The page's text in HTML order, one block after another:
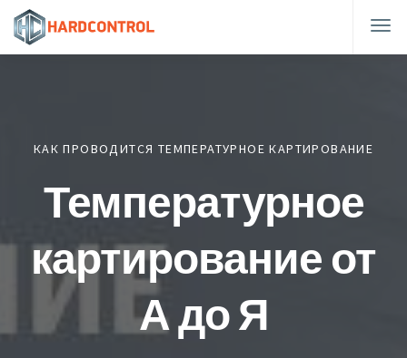
КАК ПРОВОДИТСЯ ТЕМПЕРАТУРНОЕ КАРТИРОВАНИЕ
Температурное
картирование от
А до Я